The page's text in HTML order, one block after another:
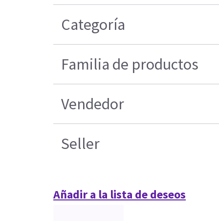
Categoría
Familia de productos
Vendedor
Seller
Añadir a la lista de deseos